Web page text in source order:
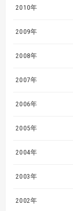
2010年
2009年
2008年
2007年
2006年
2005年
2004年
2003年
2002年